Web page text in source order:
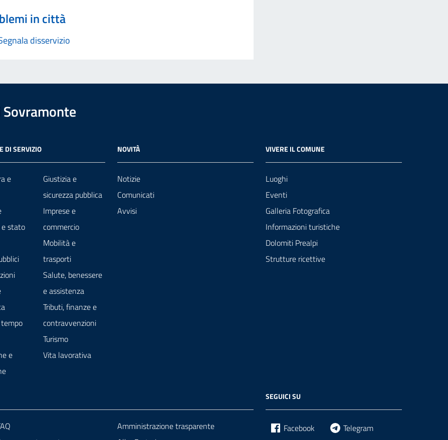
in città
disservizio
DI SERVIZIO
e
stato
e
Giustizia e
sicurezza pubblica
Imprese e
commercio
Mobilità e
trasporti
Salute, benessere
e assistenza
Tributi, finanze e
contravvenzioni
Turismo
Vita lavorativa
NOVITÀ
Notizie
Comunicati
Avvisi
VIVERE IL COMUNE
Luoghi
Eventi
Galleria Fotografica
Informazioni turistiche
Dolomiti Prealpi
Strutture ricettive
Amministrazione trasparente
SEGUICI SU
Facebook Telegram